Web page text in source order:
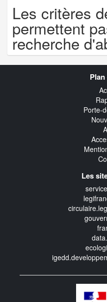
Les critères
permettent
recherche
Porte-
Les